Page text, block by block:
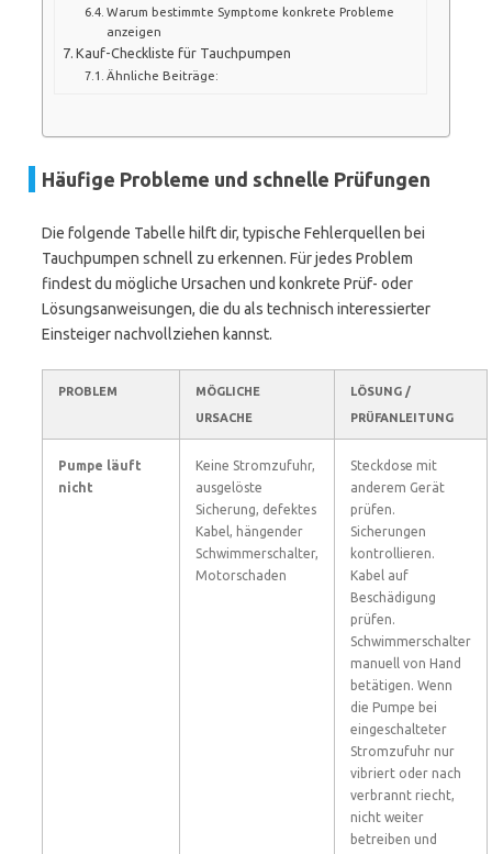
Warum bestimmte Symptome konkrete Probleme
anzeigen
Kauf-Checkliste für Tauchpumpen
Ähnliche Beiträge:
Häufige Probleme und schnelle Prüfungen
Die folgende Tabelle hilft dir, typische Fehlerquellen bei
Tauchpumpen schnell zu erkennen. Für jedes Problem
findest du mögliche Ursachen und konkrete Prüf- oder
Lösungsanweisungen, die du als technisch interessierter
Einsteiger nachvollziehen kannst.
PROBLEM
MÖGLICHE
URSACHE
LÖSUNG /
PRÜFANLEITUNG
Pumpe läuft
nicht
Keine Stromzufuhr,
ausgelöste
Sicherung, defektes
Kabel, hängender
Schwimmerschalter,
Motorschaden
Steckdose mit
anderem Gerät
prüfen.
Sicherungen
kontrollieren.
Kabel auf
Beschädigung
prüfen.
Schwimmerschalter
manuell von Hand
betätigen. Wenn
die Pumpe bei
eingeschalteter
Stromzufuhr nur
vibriert oder nach
verbrannt riecht,
nicht weiter
betreiben und